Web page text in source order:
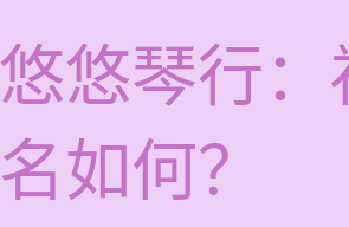
悠琴行
如何？